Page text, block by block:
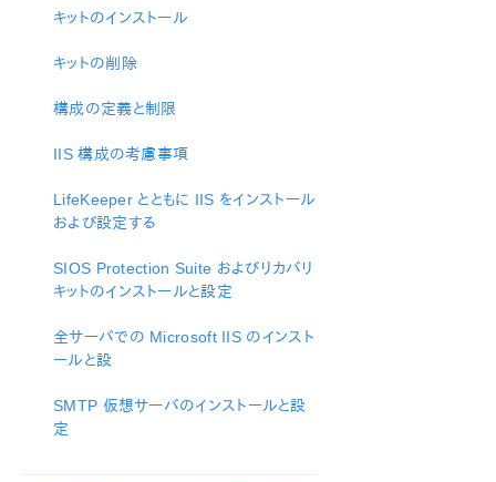
LifeKeeper for Windows インストレーションガイド
LifeKeeper for Windows テクニカルドキュメンテーショ
Recovery Kit for EC2™ 管理ガイド
Generic ARK for Load Balancer probe reply
LifeKeeper for Windows Microsoft SQL Server
LifeKeeper for Windows PostgreSQL
LifeKeeper for Windows Microsoft Internet Information
Services
IIS のインストール
キットのインストール
キットの削除
構成の定義と制限
IIS 構成の考慮事項
LifeKeeper とともに IIS をインストール
および設定する
SIOS Protection Suite およびリカバリ
キットのインストールと設定
全サーバでの Microsoft IIS のインスト
ールと設
SMTP 仮想サーバのインストールと設
定